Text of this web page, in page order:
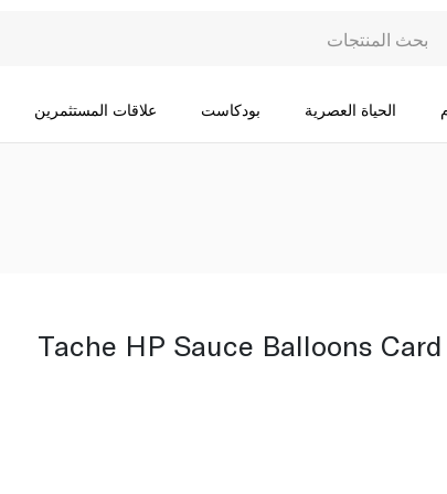
الحياة العصرية بودكاست علاقات المستثمرين
Tache HP Sauce Balloons Card